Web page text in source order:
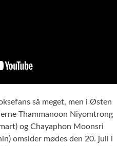
så meget, men i Østen
Thammanoon Niyomtrong
og Chayaphon Moonsri
omsider mødes den 20. juli i